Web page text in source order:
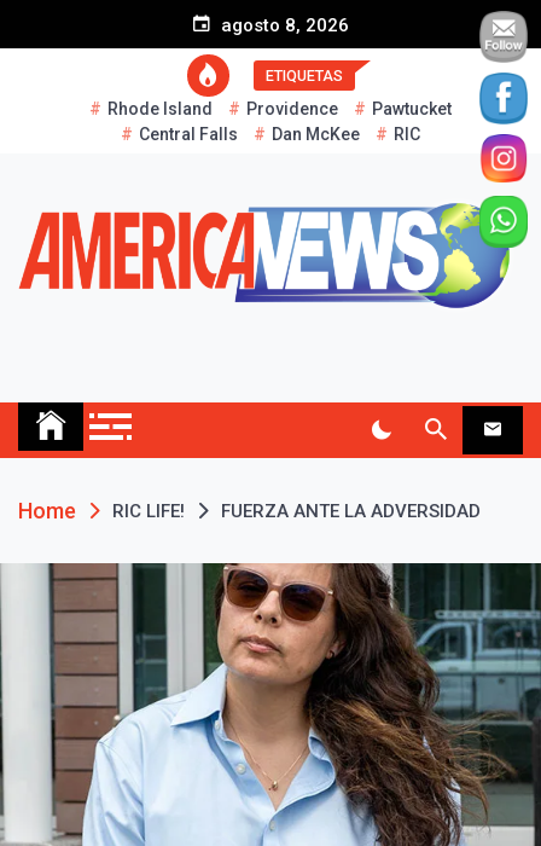
agosto 8, 2026
ETIQUETAS
Rhode Island Providence
Pawtucket
Central Falls
Dan McKee RIC
Home RIC LIFE! FUERZA ANTE LA ADVERSIDAD